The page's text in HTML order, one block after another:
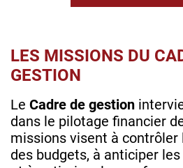
LES MISSIONS DU
GESTION
Le Cadre de gestion
dans le pilotage financier
missions visent à contrôler
des budgets, à anticiper